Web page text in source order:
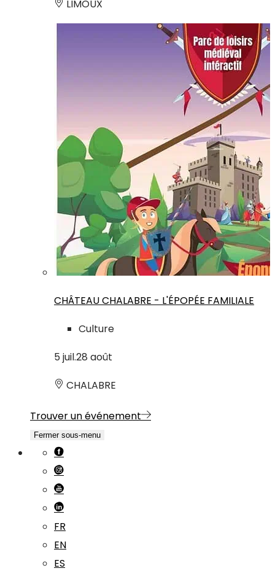
LIMOUX
CHÂTEAU CHALABRE - L'ÉPOPÉE FAMILIALE
Culture
5 juil.28 août
CHALABRE
Trouver un événement
Fermer sous-menu
FR
EN
ES